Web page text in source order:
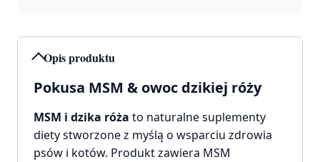
Opis produktu
Pokusa MSM & owoc dzikiej róży
MSM i dzika róża to naturalne suplementy
diety stworzone z myślą o wsparciu zdrowia
psów i kotów. Produkt zawiera MSM